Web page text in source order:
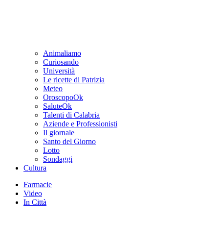
Animaliamo
Curiosando
Università
Le ricette di Patrizia
Meteo
OroscopoOk
SaluteOk
Talenti di Calabria
Aziende e Professionisti
Il giornale
Santo del Giorno
Lotto
Sondaggi
Cultura
Farmacie
Video
In Città